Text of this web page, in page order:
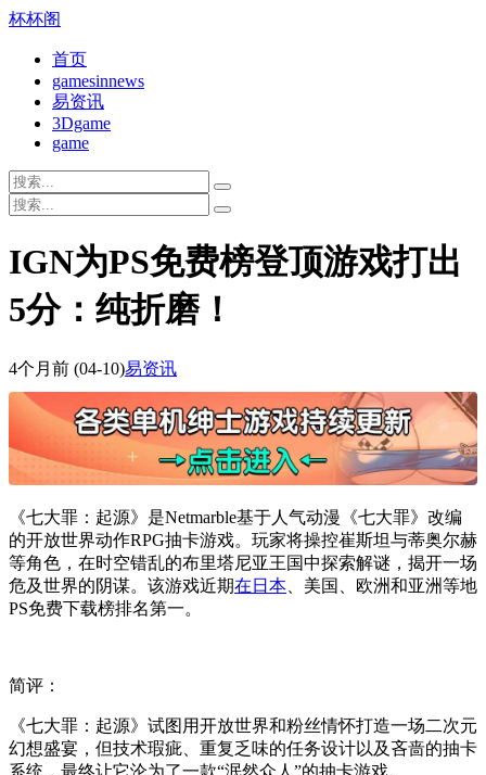
杯杯阁
首页
gamesinnews
易资讯
3Dgame
game
IGN为PS免费榜登顶游戏打出
5分：纯折磨！
4个月前 (04-10)易资讯
《七大罪：起源》是Netmarble基于人气动漫《七大罪》改编
的开放世界动作RPG抽卡游戏。玩家将操控崔斯坦与蒂奥尔赫
等角色，在时空错乱的布里塔尼亚王国中探索解谜，揭开一场
危及世界的阴谋。该游戏近期在日本 、美国、欧洲和亚洲等地
PS免费下载榜排名第一。
简评：
《七大罪：起源》试图用开放世界和粉丝情怀打造一场二次元
幻想盛宴，但技术瑕疵、重复乏味的任务设计以及吝啬的抽卡